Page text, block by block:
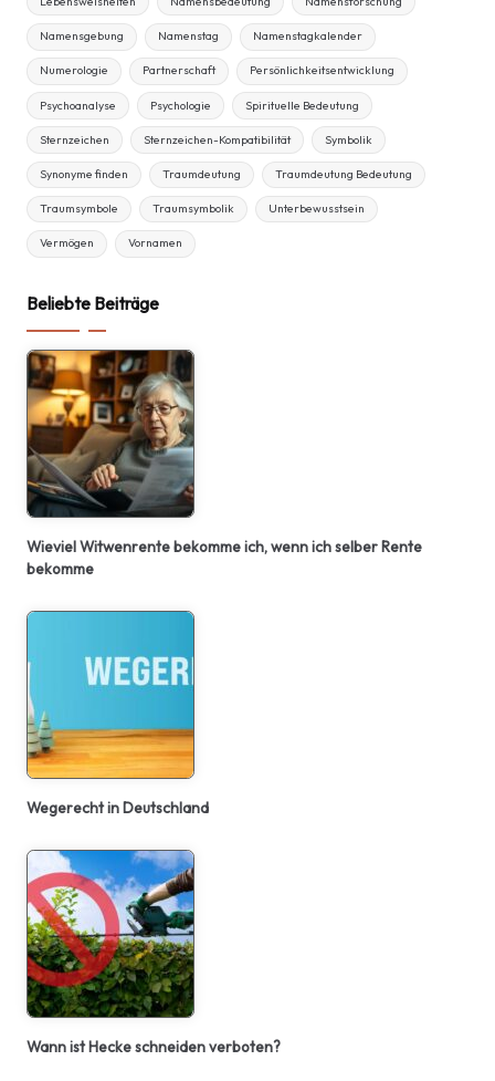
Namensgebung Namenstag Namenstagkalender
Numerologie Partnerschaft Persönlichkeitsentwicklung
Psychoanalyse Psychologie Spirituelle Bedeutung
Sternzeichen Sternzeichen-Kompatibilität Symbolik
Synonyme finden Traumdeutung Traumdeutung Bedeutung
Traumsymbole Traumsymbolik Unterbewusstsein
Vermögen Vornamen
Beliebte Beiträge
Wieviel Witwenrente bekomme ich, wenn ich selber Rente
bekomme
Wegerecht in Deutschland
Wann ist Hecke schneiden verboten?